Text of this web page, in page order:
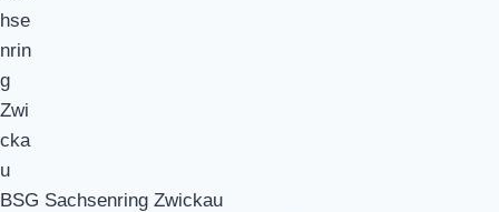
BSG Sachsenring Zwickau